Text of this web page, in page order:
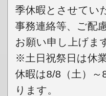
季休暇とさせてい
事務連絡等、ご配
お願い申し上げま
※土日祝祭日は休
休暇は8/8（土）
ります。